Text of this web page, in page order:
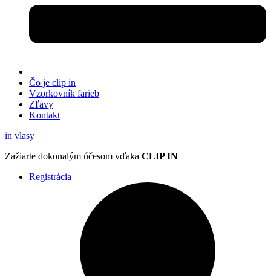
Čo je clip in
Vzorkovník farieb
Zľavy
Kontakt
in vlasy
Zažiarte dokonalým účesom vďaka CLIP IN
Registrácia